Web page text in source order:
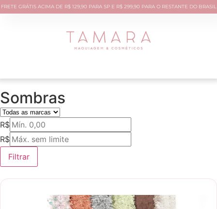
FRETE GRÁTIS ACIMA DE R$ 129,90 PARA SP E R$ 299,90 PARA O RESTANTE DO BRASIL
Sombras
R$
R$
Filtrar